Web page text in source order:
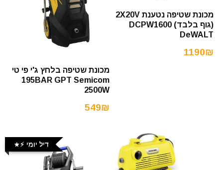
מכונת שטיפה נטענת 2X20V
(גוף בלבד) DCPW1600
DeWALT
1190₪
מכונת שטיפה בלחץ ג'י פי טי
195BAR GPT Semicom
2500W
549₪
דיל יומי ⚡️